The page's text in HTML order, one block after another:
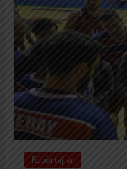
Röpörtajlar